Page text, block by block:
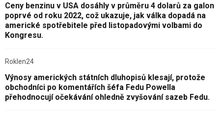
Ceny benzinu v USA dosáhly v průměru 4 dolarů za galon
poprvé od roku 2022, což ukazuje, jak válka dopadá na
americké spotřebitele před listopadovými volbami do
Kongresu.
Roklen24
Výnosy amerických státních dluhopisů klesají, protože
obchodníci po komentářích šéfa Fedu Powella
přehodnocují očekávání ohledně zvyšování sazeb Fedu.